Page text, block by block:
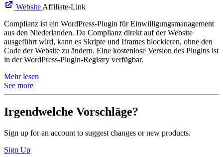
Website Affiliate-Link
Complianz ist ein WordPress-Plugin für Einwilligungsmanagement
aus den Niederlanden. Da Complianz direkt auf der Website
ausgeführt wird, kann es Skripte und Iframes blockieren, ohne den
Code der Website zu ändern. Eine kostenlose Version des Plugins ist
in der WordPress-Plugin-Registry verfügbar.
Mehr lesen
See more
Irgendwelche Vorschläge?
Sign up for an account to suggest changes or new products.
Sign Up